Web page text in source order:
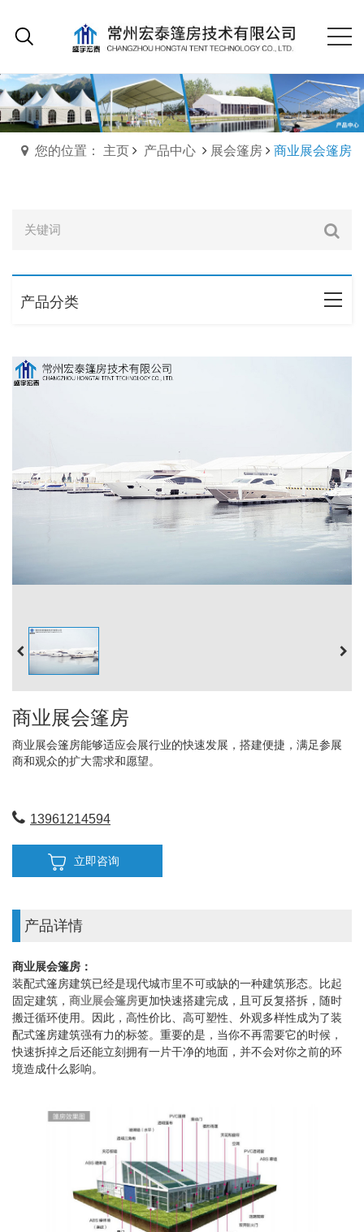
您的位置： 主页 产品中心 展会篷房 商业展会篷房
产品分类
商业展会篷房
商业展会篷房能够适应会展行业的快速发展，搭建便捷，满足参展
商和观众的扩大需求和愿望。
13961214594
立即咨询
产品详情
商业展会篷房：
装配式篷房建筑已经是现代城市里不可或缺的一种建筑形态。比起
固定建筑， 商业展会篷房更加快速搭建完成，且可反复搭拆，随时
搬迁循环使用。因此，高性价比、高可塑性、外观多样性成为了装
配式篷房建筑强有力的标签。重要的是，当你不再需要它的时候，
快速拆掉之后还能立刻拥有一片干净的地面，并不会对你之前的环
境造成什么影响。